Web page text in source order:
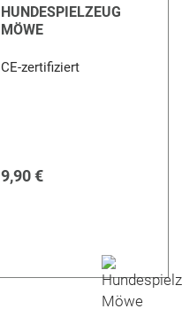
HUNDESPIELZEUG
MÖWE
CE-zertifiziert
9,90 €